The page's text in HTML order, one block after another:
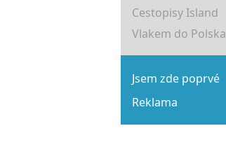
Cestopisy Island
Vlakem do Polska
Jsem zde poprvé
Reklama